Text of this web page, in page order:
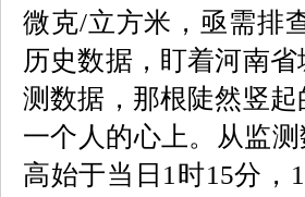
微克/立方米，亟需排
历史数据，盯着河南
测数据，那根陡然竖
一个人的心上。从监
高始于当日1时15分，